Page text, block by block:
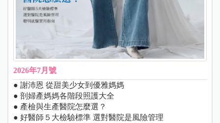
2026年7月號
● 謝沛恩 從甜美少女到優雅媽媽
● 剖婦產媽媽各階段照護大全
● 產檢與生產醫院怎麼選？
● 好醫師５大檢驗標準 選對醫院是風險管理